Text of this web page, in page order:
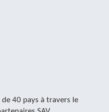
de 40 pays à travers le